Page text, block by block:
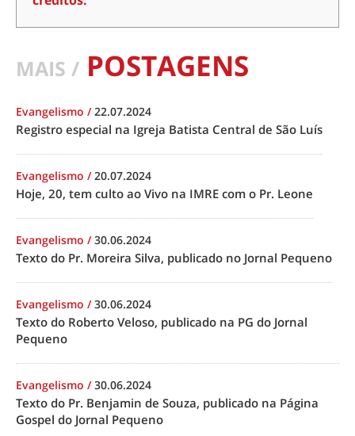
MAIS / POSTAGENS
Evangelismo /22.07.2024
Registro especial na Igreja Batista Central de São Luís
Evangelismo /20.07.2024
Hoje, 20, tem culto ao Vivo na IMRE com o Pr. Leone
Evangelismo /30.06.2024
Texto do Pr. Moreira Silva, publicado no Jornal Pequeno
Evangelismo /30.06.2024
Texto do Roberto Veloso, publicado na PG do Jornal
Pequeno
Evangelismo /30.06.2024
Texto do Pr. Benjamin de Souza, publicado na Página
Gospel do Jornal Pequeno